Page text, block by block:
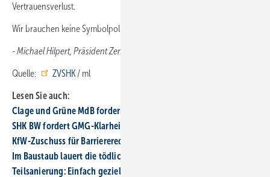
Vertrauensverlust.
Wir brauchen keine Symbolpolitik. Wir brauchen verlässliche, faire und
- Michael Hilpert, Präsident Zentralverband Sanitär Heizung Klima
Quelle: ZVSHK / ml
Lesen Sie auch:
Clage und Grüne MdB for­dern Tech­no­lo­gie­of­fen­heit
SHK BW fordert GMG-Klar­heit und Tech­no­lo­gie­of­fen­heit
KfW-Zuschuss für Bar­rie­re­re­du­zie­rung star­tet am 8. April
Im Baustaub lauert die tödliche Gefahr
Teilsa nierung: Einfach gezielt modernisieren statt neu bauen